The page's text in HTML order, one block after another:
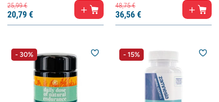
25,99€
20,79€
48,75€
36,56€
- 30% - 15%